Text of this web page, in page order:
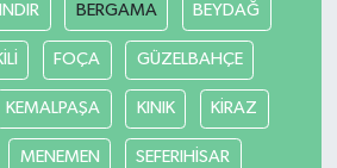
BERGAMA BEYDAĞ
FOÇA GÜZELBAHÇE
KEMALPAŞA KINIK KİRAZ
MENEMEN SEFERIHİSAR